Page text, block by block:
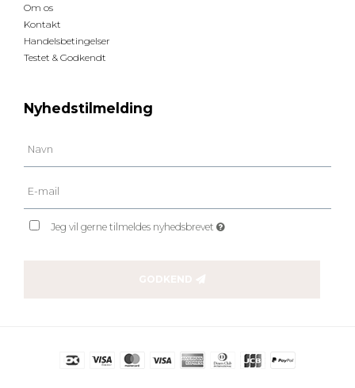
Om os
Kontakt
Handelsbetingelser
Testet & Godkendt
Nyhedstilmelding
Jeg vil gerne tilmeldes nyhedsbrevet